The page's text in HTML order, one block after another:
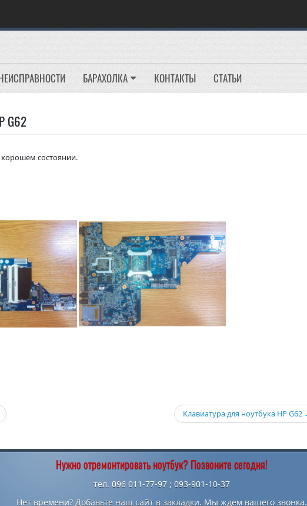
БАРАХОЛКА КОНТАКТЫ СТАТЬИ
G62
хорошем состоянии.
Клавиатура для ноутбука HP G62
Нужно отремонтировать ноутбук? Позвоните сегодня!
тел. 096 011-77-97 ; 093-901-10-37
Нет времени? Добавьте наш сайт в закладки. Мы ждем вашего звонка.